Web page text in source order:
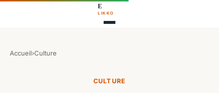
Accueil›Culture
CULTURE